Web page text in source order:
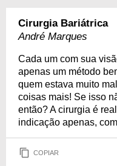
Cirurgia Bariátrica
André Marques
Cada um com sua
apenas um método
quem estava muito
coisas mais! Se isso
então? A cirurgia é
indicação apenas,
COPIAR